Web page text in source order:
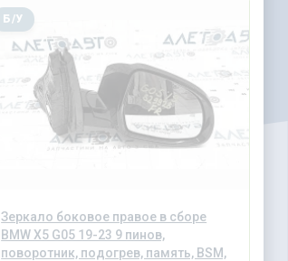
Зеркало боковое правое в сборе
BMW X5 G05 19-23 9 пинов,
поворотник, подогрев, память, BSM,
Б/У